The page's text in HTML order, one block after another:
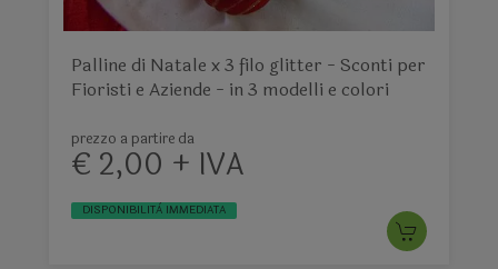
Palline di Natale x 3 filo glitter - Sconti per
Fioristi e Aziende - in 3 modelli e colori
prezzo a partire da
€ 2,00 + IVA
DISPONIBILITÀ IMMEDIATA